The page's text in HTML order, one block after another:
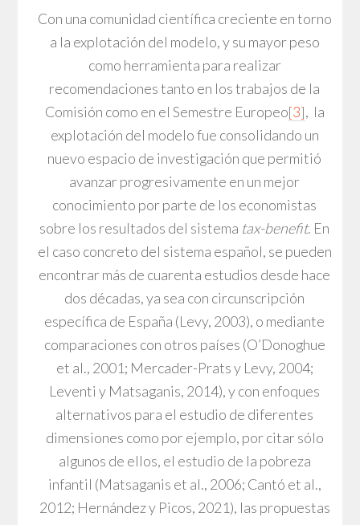
Con una comunidad científica creciente en torno
a la explotación del modelo, y su mayor peso
como herramienta para realizar
recomendaciones tanto en los trabajos de la
Comisión como en el Semestre Europeo[3], la
explotación del modelo fue consolidando un
nuevo espacio de investigación que permitió
avanzar progresivamente en un mejor
conocimiento por parte de los economistas
sobre los resultados del sistema tax-benefit. En
el caso concreto del sistema español, se pueden
encontrar más de cuarenta estudios desde hace
dos décadas, ya sea con circunscripción
específica de España (Levy, 2003), o mediante
comparaciones con otros países (O’Donoghue
et al., 2001; Mercader-Prats y Levy, 2004;
Leventi y Matsaganis, 2014), y con enfoques
alternativos para el estudio de diferentes
dimensiones como por ejemplo, por citar sólo
algunos de ellos, el estudio de la pobreza
infantil (Matsaganis et al., 2006; Cantó et al.,
2012; Hernández y Picos, 2021), las propuestas